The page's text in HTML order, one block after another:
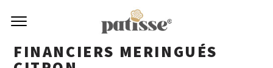
FINANCIERS MERINGUÉS